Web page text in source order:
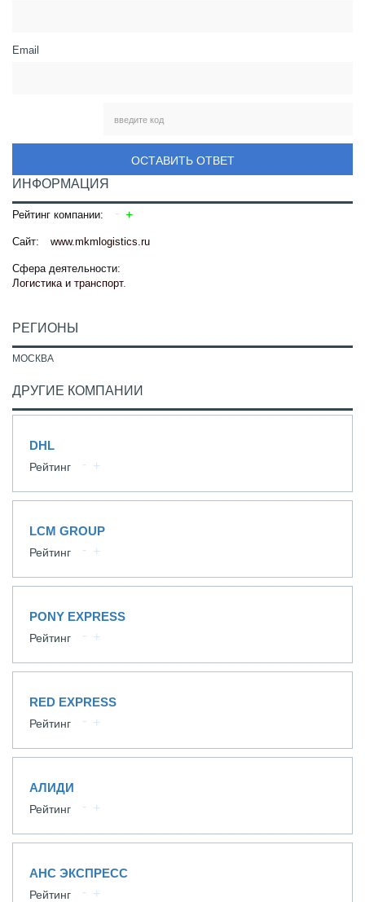
Email
ОСТАВИТЬ ОТВЕТ
ИНФОРМАЦИЯ
Рейтинг компании:
Сайт: www.mkmlogistics.ru
Сфера деятельности:
Логистика и транспорт.
РЕГИОНЫ
МОСКВА
ДРУГИЕ КОМПАНИИ
DHL
Рейтинг
LCM GROUP
Рейтинг
PONY EXPRESS
Рейтинг
RED EXPRESS
Рейтинг
АЛИДИ
Рейтинг
АНС ЭКСПРЕСС
Рейтинг